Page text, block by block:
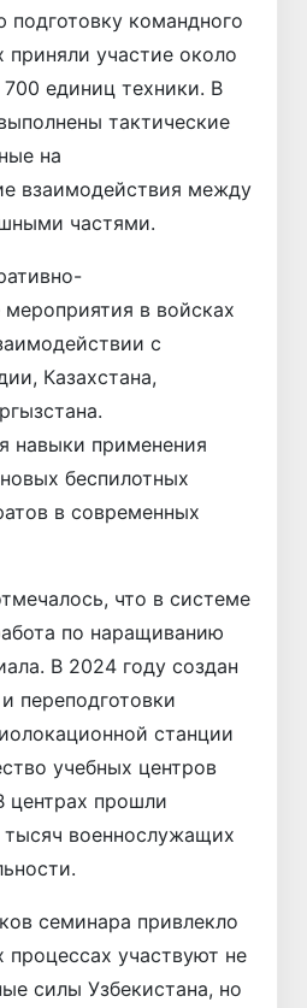
подготовку командного
приняли участие около
единиц техники. В
тактические
на
взаимодействия между
частями.
мероприятия в войсках
с
Казахстана,
навыки применения
беспилотных
в современных
что в системе
по наращиванию
В 2024 году создан
переподготовки
станции
учебных центров
центрах прошли
тысяч военнослужащих
семинара привлекло
процессах участвуют не
силы Узбекистана, но